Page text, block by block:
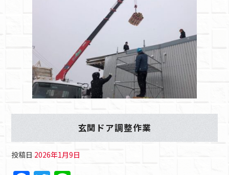
玄関ドア調整作業
投稿日 2026年1月9日